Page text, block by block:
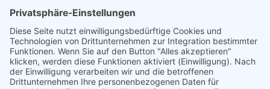
Verkäufer
Liederbuch e.V.
Römerplatz 5
08056 Zwickau
Deutschland